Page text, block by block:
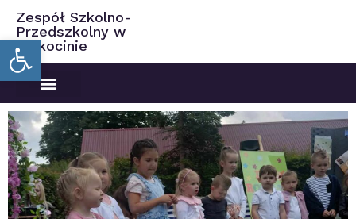
Open toolbar
Zespół Szkolno-
Przedszkolny w
Ciekocinie